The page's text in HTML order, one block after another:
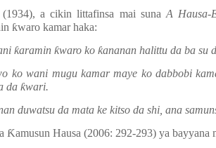
(1934), a cikin littafinsa mai suna A Hausa-
ƙwaro kamar haka:
ƙaramin ƙwaro ko ƙananan halittu da ba su
ko wani mugu kamar maye ko dabbobi
da ƙwari.
duwatsu da mata ke kitso da shi, ana
Ƙamusun Hausa (2006: 292-293) ya bayyana